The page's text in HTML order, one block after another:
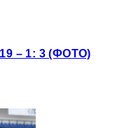
– 1: 3 (ФОТО)